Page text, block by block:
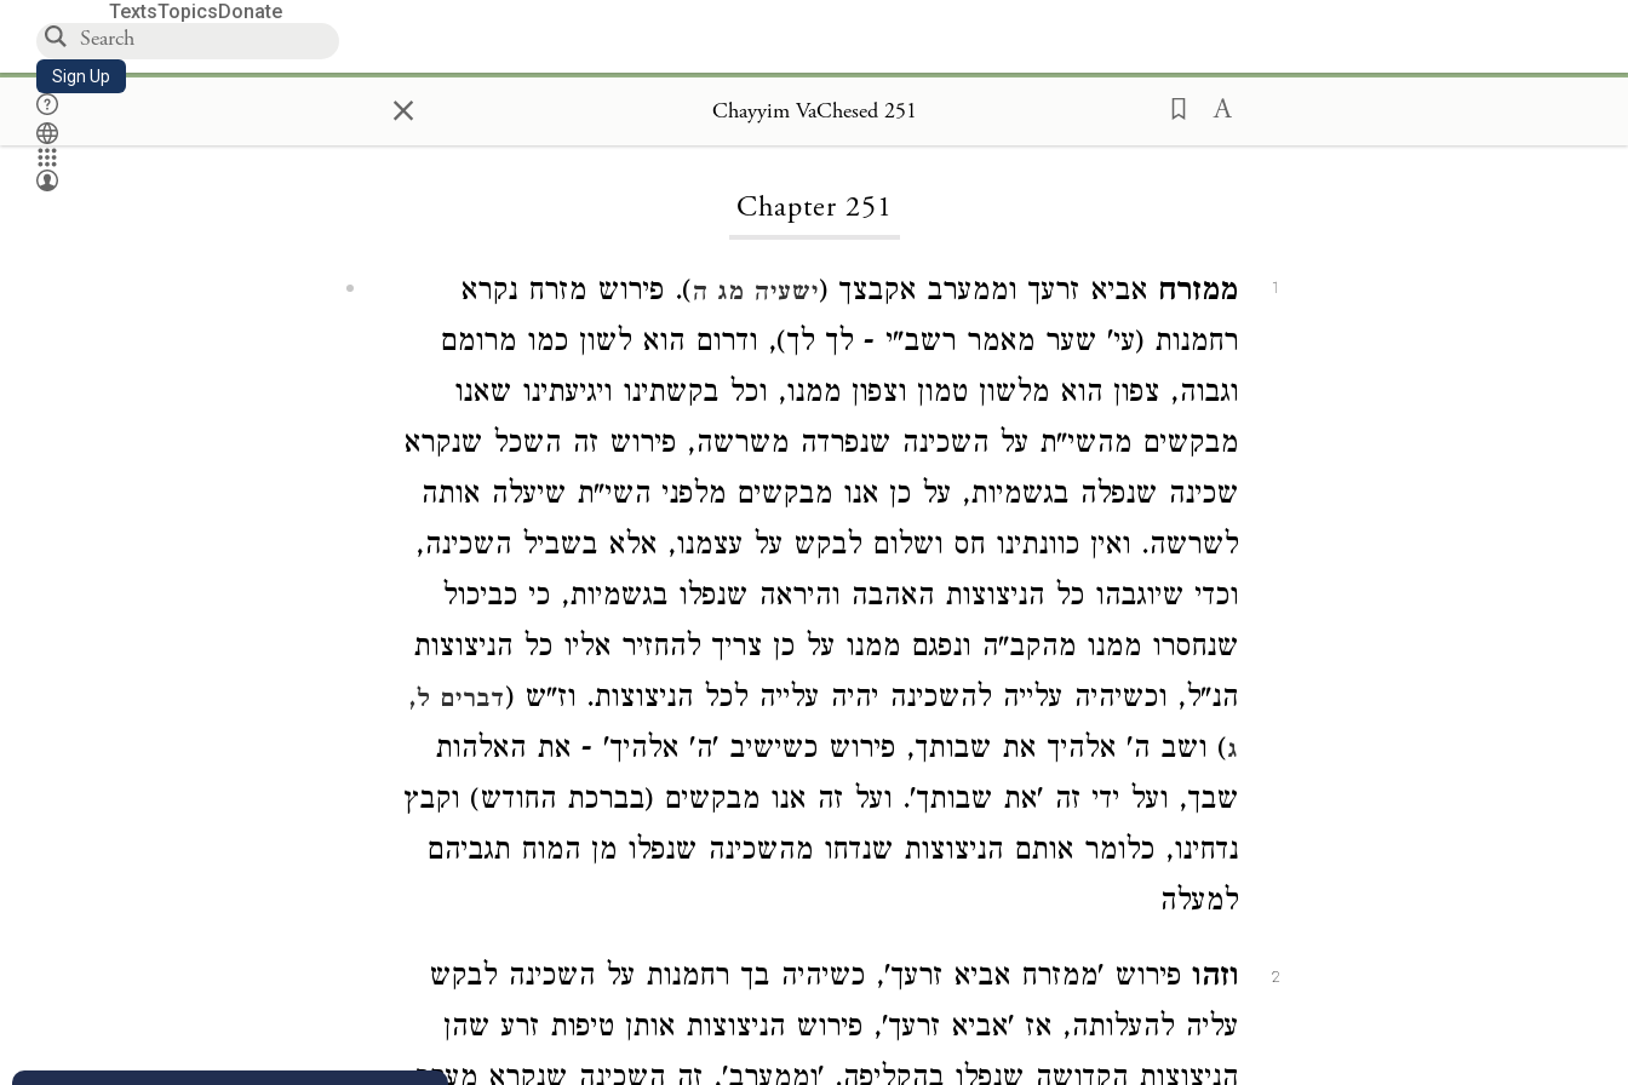
TextsTopicsDonate
Sign Up × Chayyim VaChesed 251
Chapter 251
1 ממזרח אביא זרעך וממערב אקבצך (ישעיה מג ה). פירוש מזרח נקרא
רחמנות (עי' שער מאמר רשב"י - לך לך), ודרום הוא לשון כמו מרומם
וגבוה, צפון הוא מלשון טמון וצפון ממנו, וכל בקשתינו ויגיעתינו שאנו
מבקשים מהשי"ת על השכינה שנפרדה משרשה, פירוש זה השכל שנקרא
שכינה שנפלה בגשמיות, על כן אנו מבקשים מלפני השי"ת שיעלה אותה
לשרשה. ואין כוונתינו חס ושלום לבקש על עצמנו, אלא בשביל השכינה,
וכדי שיוגבהו כל הניצוצות האהבה והיראה שנפלו בגשמיות, כי כביכול
שנחסרו ממנו מהקב"ה ונפגם ממנו על כן צריך להחזיר אליו כל הניצוצות
הנ"ל, וכשיהיה עלייה להשכינה יהיה עלייה לכל הניצוצות. וז"ש (דברים ל,
ג) ושב ה' אלהיך את שבותך, פירוש כשישיב 'ה' אלהיך' - את האלהות
שבך, ועל ידי זה 'את שבותך'. ועל זה אנו מבקשים (בברכת החודש) וקבץ
נדחינו, כלומר אותם הניצוצות שנדחו מהשכינה שנפלו מן המוח תגביהם
למעלה
2 וזהו פירוש 'ממזרח אביא זרעך', כשיהיה בך רחמנות על השכינה לבקש
עליה להעלותה, אז 'אביא זרעך', פירוש הניצוצות אותן טיפות זרע שהן